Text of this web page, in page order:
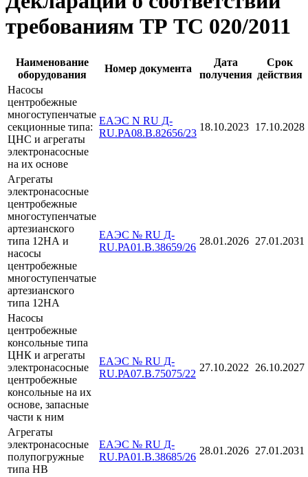
требованиям ТР ТС 020/2011
Наименование
оборудования
Номер документа
Дата
получения
Срок
действия
Насосы
центробежные
многоступенчатые
секционные типа:
ЦНС и агрегаты
электронасосные
на их основе
ЕАЭС N RU Д-
RU.PA08.B.82656/23
18.10.2023 17.10.2028
Агрегаты
электронасосные
центробежные
многоступенчатые
артезианского
типа 12НА и
насосы
центробежные
многоступенчатые
артезианского
типа 12НА
ЕАЭС № RU Д-
RU.РА01.В.38659/26
28.01.2026 27.01.2031
Насосы
центробежные
консольные типа
ЦНК и агрегаты
электронасосные
центробежные
консольные на их
основе, запасные
части к ним
ЕАЭС № RU Д-
RU.РА07.В.75075/22
27.10.2022 26.10.2027
Агрегаты
электронасосные
полупогружные
типа НВ
ЕАЭС № RU Д-
RU.РА01.В.38685/26
28.01.2026 27.01.2031